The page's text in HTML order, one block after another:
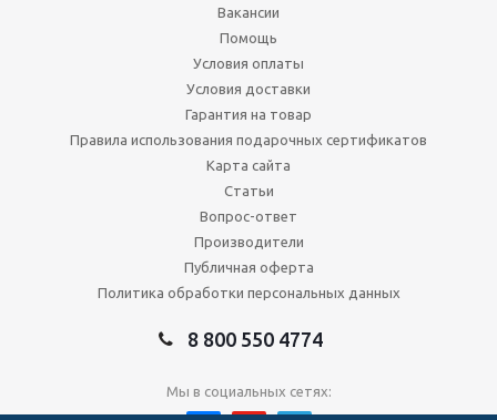
Вакансии
Помощь
Условия оплаты
Условия доставки
Гарантия на товар
Правила использования подарочных сертификатов
Карта сайта
Статьи
Вопрос-ответ
Производители
Публичная оферта
Политика обработки персональных данных
8 800 550 4774
Мы в социальных сетях: